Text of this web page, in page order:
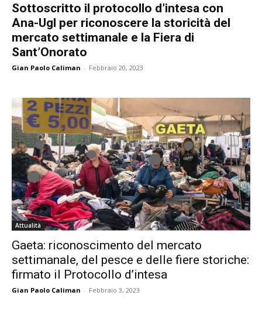
Sottoscritto il protocollo d’intesa con
Ana-Ugl per riconoscere la storicità del
mercato settimanale e la Fiera di
Sant’Onorato
Gian Paolo Caliman - Febbraio 20, 2023
Attualità
Gaeta: riconoscimento del mercato
settimanale, del pesce e delle fiere storiche:
firmato il Protocollo d’intesa
Gian Paolo Caliman - Febbraio 3, 2023